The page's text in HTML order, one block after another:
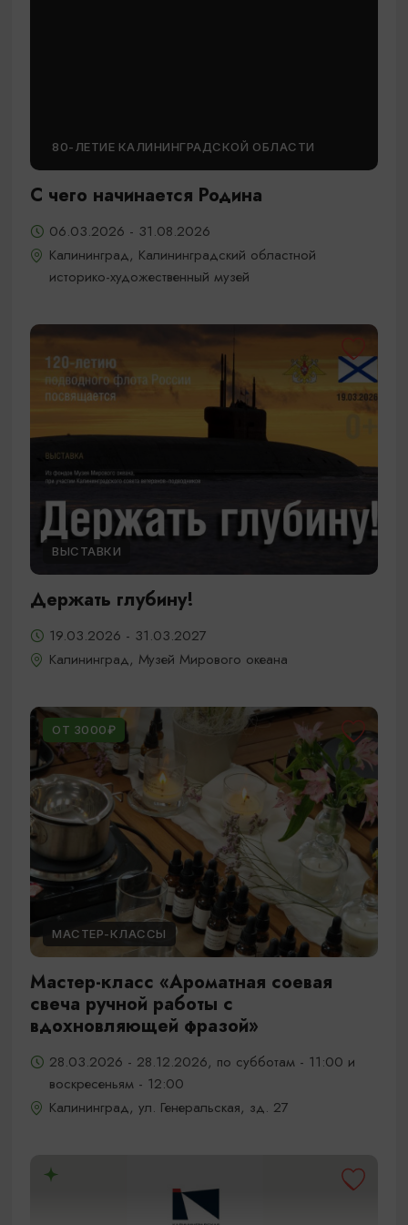
80-ЛЕТИЕ КАЛИНИНГРАДСКОЙ ОБЛАСТИ
С чего начинается Родина
06.03.2026 - 31.08.2026
Калининград, Калининградский областной
историко-художественный музей
ВЫСТАВКИ
Держать глубину!
19.03.2026 - 31.03.2027
Калининград, Музей Мирового океана
ОТ 3000₽
МАСТЕР-КЛАССЫ
Мастер-класс «Ароматная соевая
свеча ручной работы с
вдохновляющей фразой»
28.03.2026 - 28.12.2026, по субботам - 11:00 и
воскресеньям - 12:00
Калининград, ул. Генеральская, зд. 27